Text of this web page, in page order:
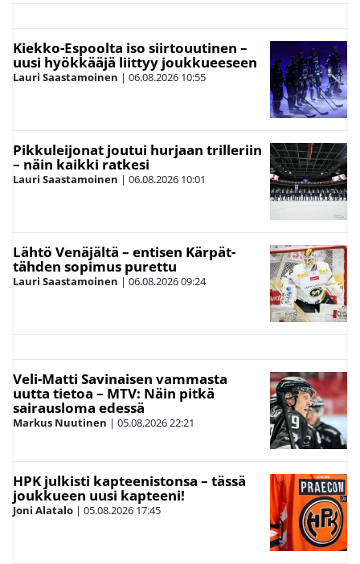
Kiekko-Espoolta iso siirtouutinen –
uusi hyökkääjä liittyy joukkueeseen
Lauri Saastamoinen | 06.08.2026 10:55
Pikkuleijonat joutui hurjaan trilleriin
– näin kaikki ratkesi
Lauri Saastamoinen | 06.08.2026 10:01
Lähtö Venäjältä – entisen Kärpät-
tähden sopimus purettu
Lauri Saastamoinen | 06.08.202609:24
Veli-Matti Savinaisen vammasta
uutta tietoa – MTV: Näin pitkä
sairausloma edessä
Markus Nuutinen | 05.08.202622:21
HPK julkisti kapteenistonsa – tässä
joukkueen uusi kapteeni!
Joni Alatalo | 05.08.2026 17:45